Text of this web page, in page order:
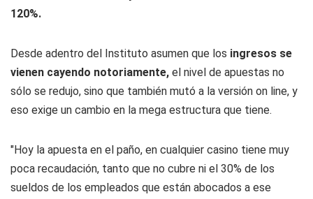
120%.
Desde adentro del Instituto asumen que los ingresos se
vienen cayendo notoriamente, el nivel de apuestas no
sólo se redujo, sino que también mutó a la versión on line, y
eso exige un cambio en la mega estructura que tiene.
"Hoy la apuesta en el paño, en cualquier casino tiene muy
poca recaudación, tanto que no cubre ni el 30% de los
sueldos de los empleados que están abocados a ese